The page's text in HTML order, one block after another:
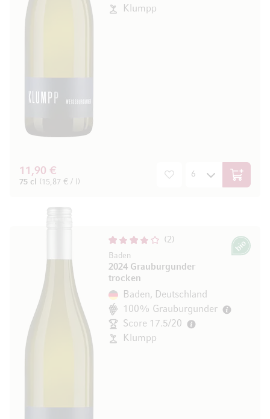
Klumpp
11,90 €
75 cl (15,87 € / l) In den
2
Baden
2024 Grauburgunder
trocken
Bio
Baden, Deutschland
100% Grauburgunder
Score 17.5/20
Klumpp